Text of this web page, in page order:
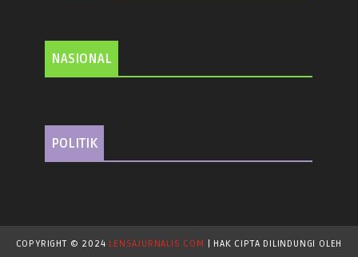
NASIONAL
POLITIK
COPYRIGHT © 2024 LENSAJURNALIS.COM | HAK CIPTA DILINDUNGI OLEH